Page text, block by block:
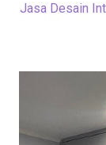
Jasa Desain